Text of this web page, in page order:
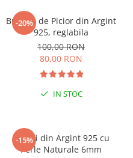
-20%
Bratara de Picior din Argint
925, reglabila
100,00 RON
80,00 RON
IN STOC
-15%
Cercei din Argint 925 cu
Perle Naturale 6mm